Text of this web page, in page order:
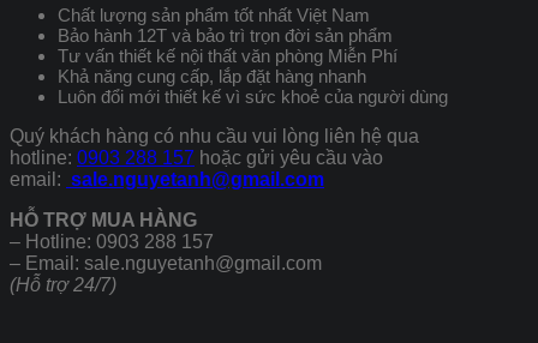
Chất lượng sản phẩm tốt nhất Việt Nam
Bảo hành 12T và bảo trì trọn đời sản phẩm
Tư vấn thiết kế nội thất văn phòng Miễn Phí
Khả năng cung cấp, lắp đặt hàng nhanh
Luôn đổi mới thiết kế vì sức khoẻ của người dùng
Quý khách hàng có nhu cầu vui lòng liên hệ qua
hotline: 0903 288 157 hoặc gửi yêu cầu vào
email: sale.nguyetanh@gmail.com
HỖ TRỢ MUA HÀNG
– Hotline: 0903 288 157
– Email: sale.nguyetanh@gmail.com
(Hỗ trợ 24/7)